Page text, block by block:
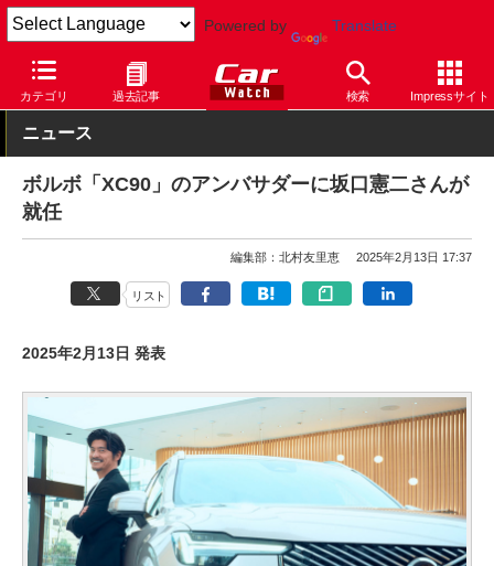
Powered by Translate
カテゴリ 過去記事 検索 Impressサイト
Car Watch 自動車 ボルボ XC90
ニュース
ボルボ「XC90」のアンバサダーに坂口憲二さんが
就任
編集部：北村友里恵 2025年2月13日 17:37
リスト
2025年2月13日 発表